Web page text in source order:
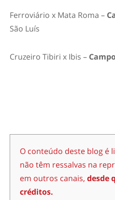
Ferroviário x Mata Roma –
São Luís
Cruzeiro Tibiri x Ibis –
O conteúdo deste blog é
não têm ressalvas na
em outros canais, desde
créditos.